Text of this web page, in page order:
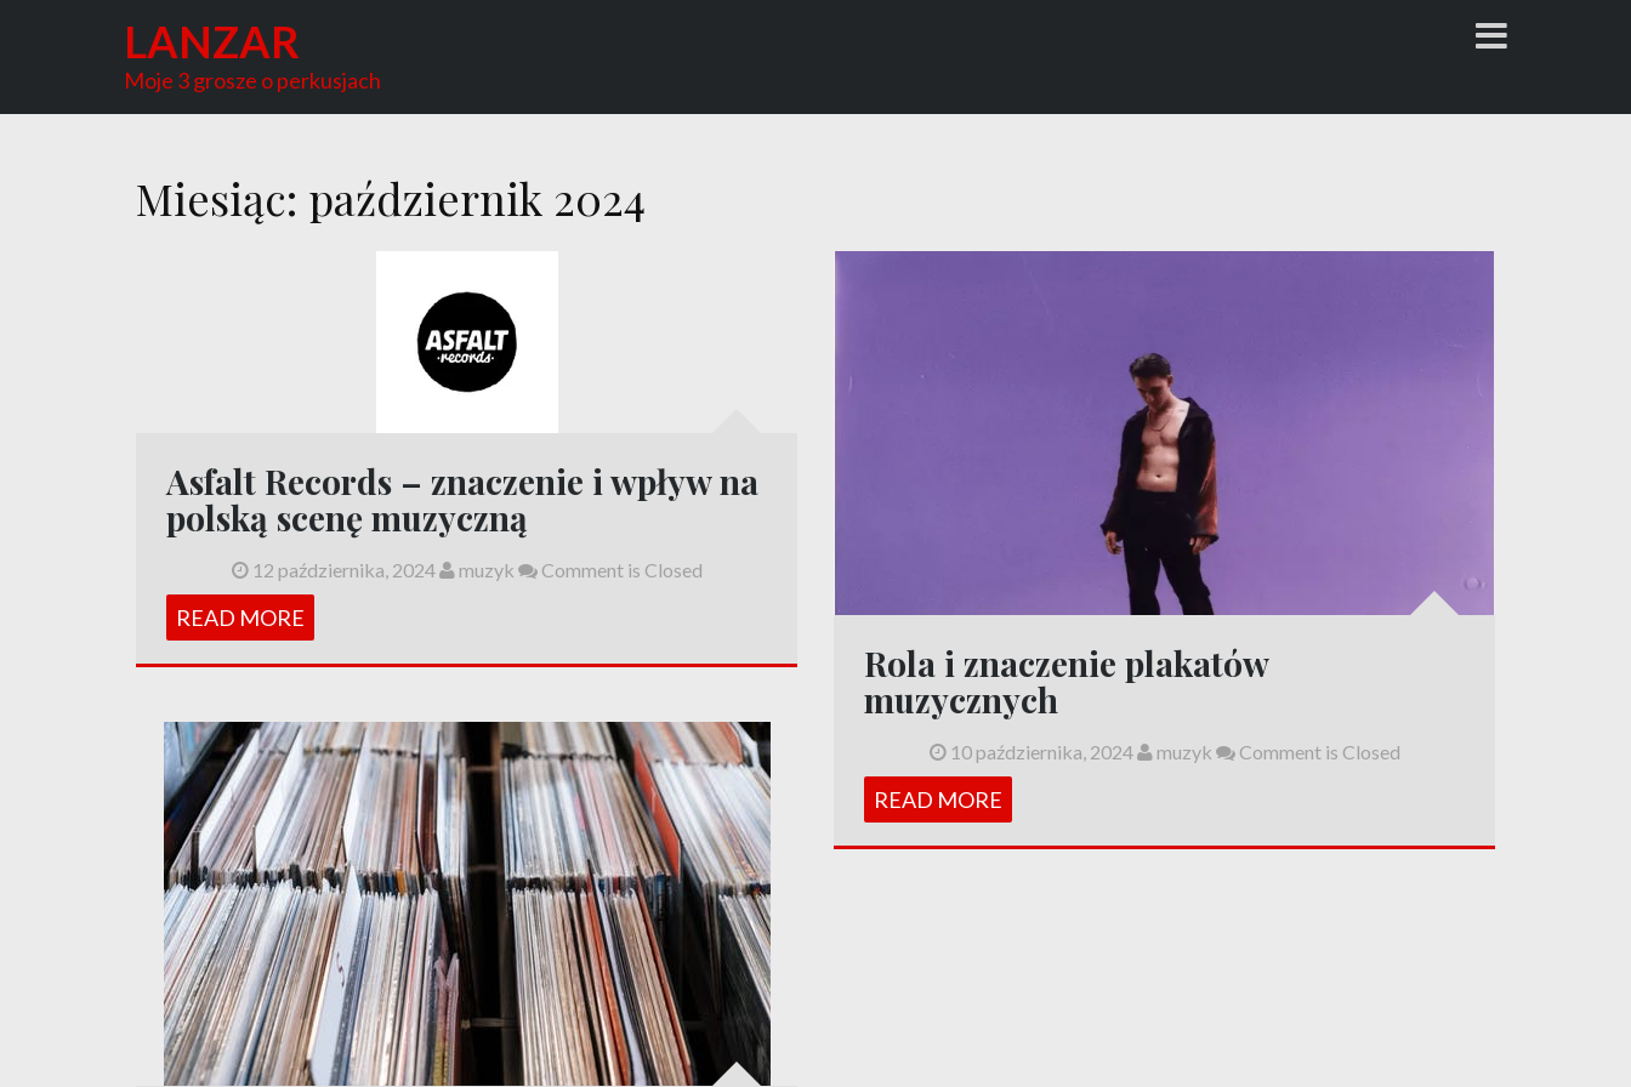
LANZAR
Moje 3 grosze o perkusjach
Miesiąc: październik 2024
Asfalt Records – znaczenie i wpływ na
polską scenę muzyczną
12 października, 2024 muzyk Comment is Closed
READ MORE
Rola i znaczenie plakatów
muzycznych
10 października, 2024 muzyk Comment is Closed
READ MORE